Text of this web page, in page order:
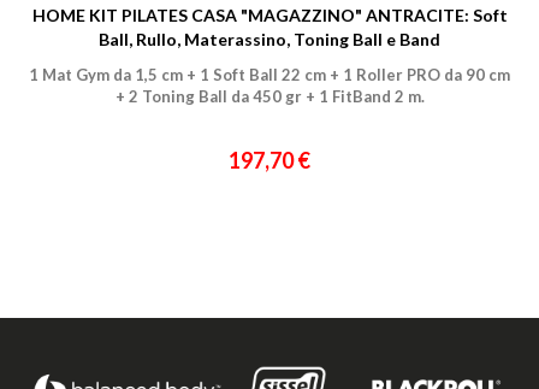
HOME KIT PILATES CASA "MAGAZZINO" ANTRACITE: Soft
Ball, Rullo, Materassino, Toning Ball e Band
1 Mat Gym da 1,5 cm + 1 Soft Ball 22 cm + 1 Roller PRO da 90 cm
+ 2 Toning Ball da 450 gr + 1 FitBand 2 m.
197,70 €